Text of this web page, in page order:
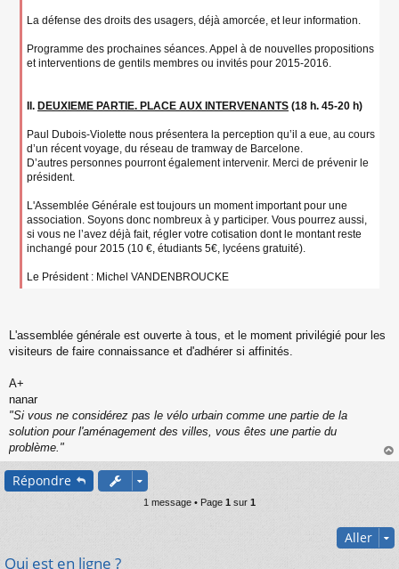
La défense des droits des usagers, déjà amorcée, et leur information.
Programme des prochaines séances. Appel à de nouvelles propositions
et interventions de gentils membres ou invités pour 2015-2016.
II. DEUXIEME PARTIE. PLACE AUX INTERVENANTS (18 h. 45-20 h)
Paul Dubois-Violette nous présentera la perception qu’il a eue, au cours
d’un récent voyage, du réseau de tramway de Barcelone.
D’autres personnes pourront également intervenir. Merci de prévenir le
président.
L'Assemblée Générale est toujours un moment important pour une
association. Soyons donc nombreux à y participer. Vous pourrez aussi,
si vous ne l’avez déjà fait, régler votre cotisation dont le montant reste
inchangé pour 2015 (10 €, étudiants 5€, lycéens gratuité).
Le Président : Michel VANDENBROUCKE
L'assemblée générale est ouverte à tous, et le moment privilégié pour les
visiteurs de faire connaissance et d'adhérer si affinités.
A+
nanar
"Si vous ne considérez pas le vélo urbain comme une partie de la
solution pour l'aménagement des villes, vous êtes une partie du
problème."
au
Répondre
1 message • Page 1 sur 1
Aller
Qui est en ligne ?